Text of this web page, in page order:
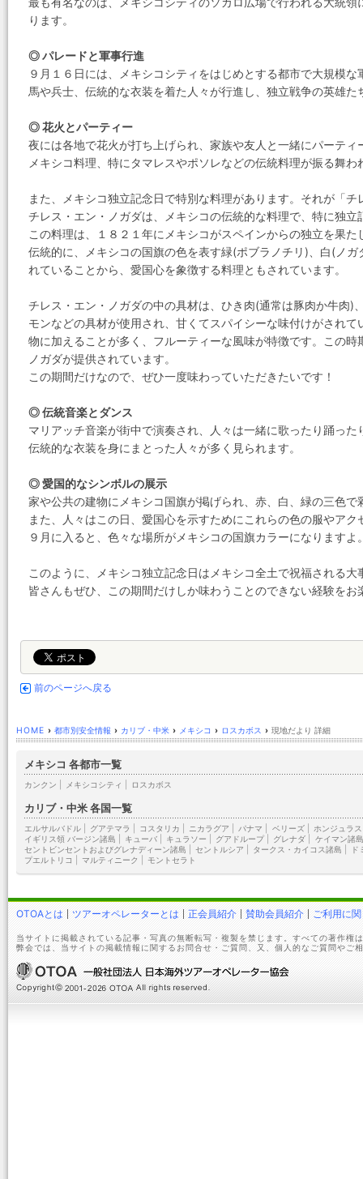
ります。
◎ パレードと軍事行進
９月１６日には、メキシコシティをはじめとする都市で大規模
馬や兵士、伝統的な衣装を着た人々が行進し、独立戦争の英雄た
◎ 花火とパーティー
夜には各地で花火が打ち上げられ、家族や友人と一緒にパーテ
メキシコ料理、特にタマレスやポソレなどの伝統料理が振る舞わ
また、メキシコ独立記念日で特別な料理があります。それが「
チレス・エン・ノガダは、メキシコの伝統的な料理で、特に独
この料理は、１８２１年にメキシコがスペインからの独立を果
伝統的に、メキシコの国旗の色を表す緑(ポブラノチリ)、白(ノ
れていることから、愛国心を象徴する料理ともされています。
チレス・エン・ノガダの中の具材は、ひき肉(通常は豚肉か牛肉)
モンなどの具材が使用され、甘くてスパイシーな味付けがされ
物に加えることが多く、フルーティーな風味が特徴です。この
ノガダが提供されています。
この期間だけなので、ぜひ一度味わっていただきたいです！
◎ 伝統音楽とダンス
マリアッチ音楽が街中で演奏され、人々は一緒に歌ったり踊った
伝統的な衣装を身にまとった人々が多く見られます。
◎ 愛国的なシンボルの展示
家や公共の建物にメキシコ国旗が掲げられ、赤、白、緑の三色で
また、人々はこの日、愛国心を示すためにこれらの色の服やア
９月に入ると、色々な場所がメキシコの国旗カラーになりますよ
このように、メキシコ独立記念日はメキシコ全土で祝福される大
皆さんもぜひ、この期間だけしか味わうことのできない経験をお
前のページへ戻る
HOME › 都市別安全情報 › カリブ・中米 › メキシコ › ロスカボス › 現地だより 詳細
メキシコ 各都市一覧
カンクン メキシコシティ ロスカボス
カリブ・中米 各国一覧
エルサルバドル グアテマラ コスタリカ ニカラグア パナマ ベリーズ| ホンジュラス
イギリス領 バージン諸島
キューバ キュラソー グアドループ| グレナダ
ケイマン諸島
セントビンセントおよびグレナディーン諸島
セントルシア タークス・カイコス諸島
ド
プエルトリコ
マルティニーク モントセラト
OTOAとは ツアーオペレーターとは 正会員紹介 賛助会員紹介 ご利用に
当サイトに掲載されている記事・写真の無断転写・複製を禁じます。すべての著作権
弊会では、当サイトの掲載情報に関するお問合せ・ご質問、又、個人的なご質問やご